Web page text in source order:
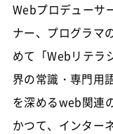
Webプロデューサ
ナー、プログラマ
めて「Webリテラ
界の常識・専門用
を深めるweb関連
かつて、インター